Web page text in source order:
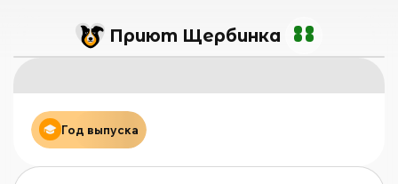
Приют Щербинка
Год выпуска